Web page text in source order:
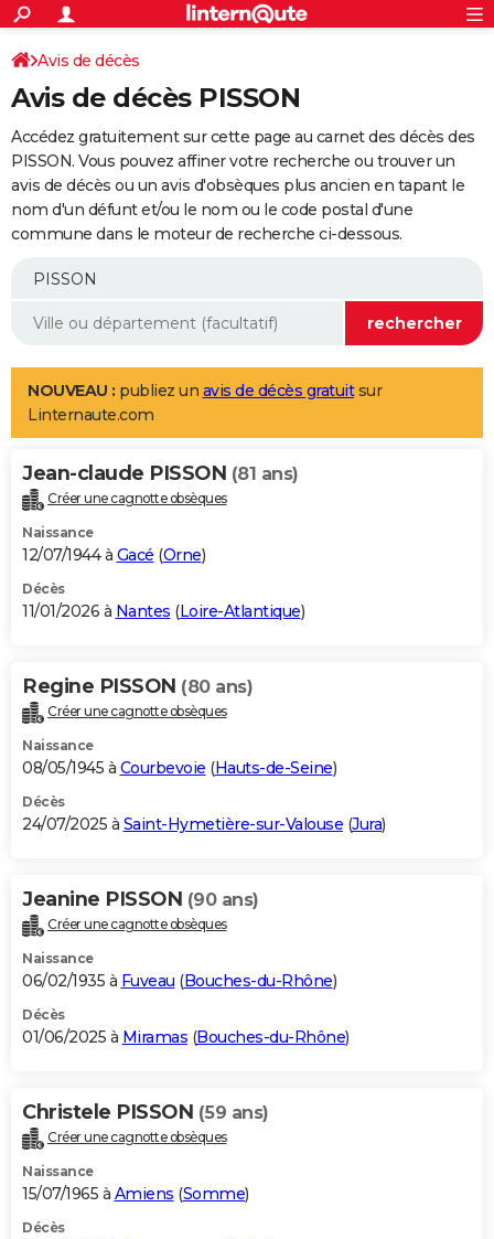
ACTUALITÉS
Politique
Société
Faits Divers
Education
Monde
Villes
+
SPORT
Coupe du monde 2026
Football
Tennis
Cyclisme
Rugby
Forum
Programme TV
TNT
Streaming
Cinéma
Sorties cinéma
Musique
+
FINANCE
Retraite
Epargne
Immobilier
Risques naturels par ville
Banque
Assurance
AUTO
Essais
Réserver un essai
Citadines
Berlines
SUV
Forum auto
+
Mobiles
Meilleur smartphone
Internet
Ordinateurs
Jeux vidéo
Guide high-tech
Aménagement intérieur
LIFESTYLE
Art de vivre
Bien-être
Loisirs
Mode
Modes de vie
Alimentation
Guide de la santé
Maladies
Médicaments
Sommeil
VOYAGE
Destinations
City break
Voyage nature
Voyage de noces
Forum
Climat
+PHOTO
GUIDES D'ACHAT
BONS PLANS
Carte de Noël
Carte Bonne année
Carte Saint-Valentin
Carte Pâques
Carte d'anniversaire
DICTIONNAIRE
Dictionnaire
Biographies
Citations
Expressions
Proverbes
PROGRAMME TV
S'inscrire
Se connecter
Lycées
Collèges
Primaires
Universités
Entreprises
Service militaire
Avis de recherche
AVIS DE DÉCÈS
Bricolage
Lifestyle
Culture
Sport
Auto
Television
Voyage
Cinema
Avis de décès
Avis de décès PISSON
Accédez gratuitement sur cette page au carnet des décès des
PISSON. Vous pouvez affiner votre recherche ou trouver un
avis de décès ou un avis d'obsèques plus ancien en tapant le
nom d'un défunt et/ou le nom ou le code postal d'une
commune dans le moteur de recherche ci-dessous.
NOUVEAU : publiez un avis de décès gratuitsur
Linternaute.com
Jean-claude PISSON (81 ans)
Créer une cagnotte obsèques
Naissance
12/07/1944 à Gacé (Orne)
Décès
11/01/2026 à Nantes (Loire-Atlantique)
Regine PISSON (80 ans)
Créer une cagnotte obsèques
Naissance
08/05/1945 à Courbevoie (Hauts-de-Seine)
Décès
24/07/2025 à Saint-Hymetière-sur-Valouse (Jura)
Jeanine PISSON (90 ans)
Créer une cagnotte obsèques
Naissance
06/02/1935 à Fuveau (Bouches-du-Rhône)
Décès
01/06/2025 à Miramas (Bouches-du-Rhône)
Christele PISSON (59 ans)
Créer une cagnotte obsèques
Naissance
15/07/1965 à Amiens (Somme)
Décès